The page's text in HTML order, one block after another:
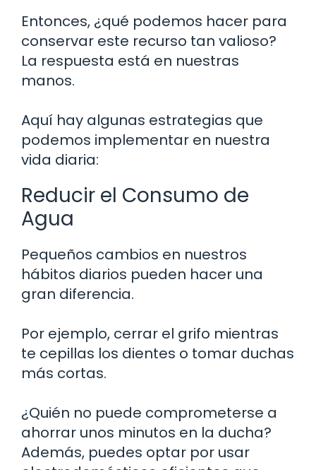
Entonces, ¿qué podemos hacer para
conservar este recurso tan valioso?
La respuesta está en nuestras
manos.
Aquí hay algunas estrategias que
podemos implementar en nuestra
vida diaria:
Reducir el Consumo de
Agua
Pequeños cambios en nuestros
hábitos diarios pueden hacer una
gran diferencia.
Por ejemplo, cerrar el grifo mientras
te cepillas los dientes o tomar duchas
más cortas.
¿Quién no puede comprometerse a
ahorrar unos minutos en la ducha?
Además, puedes optar por usar